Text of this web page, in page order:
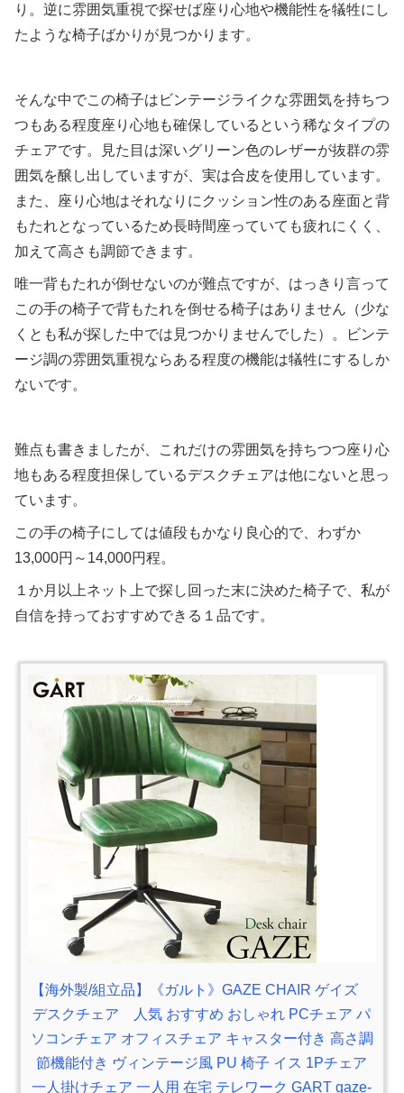
り。逆に雰囲気重視で探せば座り心地や機能性を犠牲にし
たような椅子ばかりが見つかります。
そんな中でこの椅子はビンテージライクな雰囲気を持ちつ
つもある程度座り心地も確保しているという稀なタイプの
チェアです。見た目は深いグリーン色のレザーが抜群の雰
囲気を醸し出していますが、実は合皮を使用しています。
また、座り心地はそれなりにクッション性のある座面と背
もたれとなっているため長時間座っていても疲れにくく、
加えて高さも調節できます。
唯一背もたれが倒せないのが難点ですが、はっきり言って
この手の椅子で背もたれを倒せる椅子はありません（少な
くとも私が探した中では見つかりませんでした）。ビンテ
ージ調の雰囲気重視ならある程度の機能は犠牲にするしか
ないです。
難点も書きましたが、これだけの雰囲気を持ちつつ座り心
地もある程度担保しているデスクチェアは他にないと思っ
ています。
この手の椅子にしては値段もかなり良心的で、わずか
13,000円～14,000円程。
１か月以上ネット上で探し回った末に決めた椅子で、私が
自信を持っておすすめできる１品です。
【海外製/組立品】《ガルト》GAZE CHAIR ゲイズ
デスクチェア 人気 おすすめ おしゃれ PCチェア パ
ソコンチェア オフィスチェア キャスター付き 高さ調
節機能付き ヴィンテージ風 PU 椅子 イス 1Pチェア
一人掛けチェア 一人用 在宅 テレワーク GART gaze-